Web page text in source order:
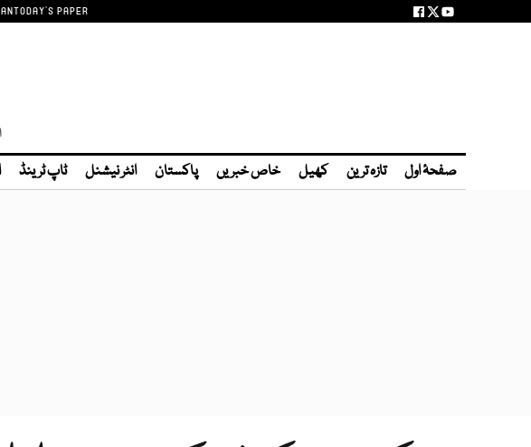
TODAY'S PAPER
صفحۂ اول تازہ ترین کھیل خاص خبریں پاکستان انٹر نیشنل ٹاپ ٹرینڈ